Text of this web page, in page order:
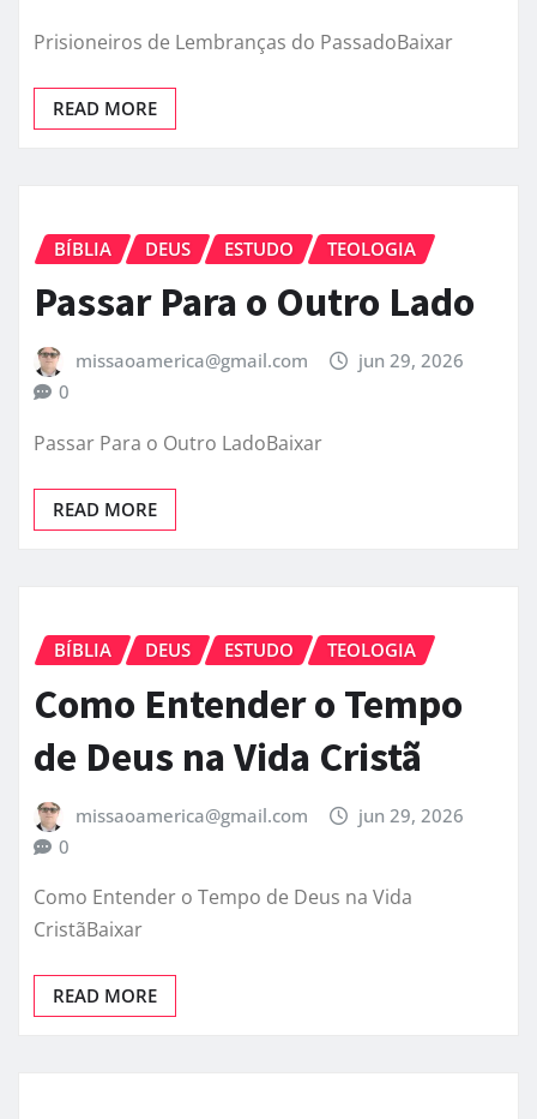
Prisioneiros de Lembranças do PassadoBaixar
READ MORE
BÍBLIA DEUS ESTUDO TEOLOGIA
Passar Para o Outro Lado
missaoamerica@gmail.com
jun 29, 2026
0
Passar Para o Outro LadoBaixar
READ MORE
BÍBLIA DEUS ESTUDO TEOLOGIA
Como Entender o Tempo
de Deus na Vida Cristã
missaoamerica@gmail.com
jun 29, 2026
0
Como Entender o Tempo de Deus na Vida
CristãBaixar
READ MORE